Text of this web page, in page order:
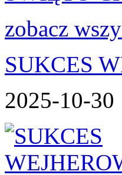
zobacz
SUKCES
2025-10-30